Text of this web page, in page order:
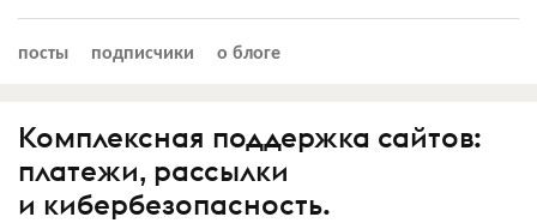
посты подписчики о блоге
Комплексная поддержка сайтов:
платежи, рассылки
и кибербезопасность.